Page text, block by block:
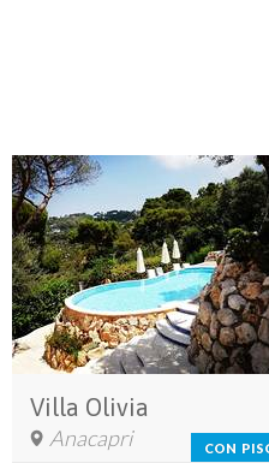
Villa Olivia
Anacapri CON